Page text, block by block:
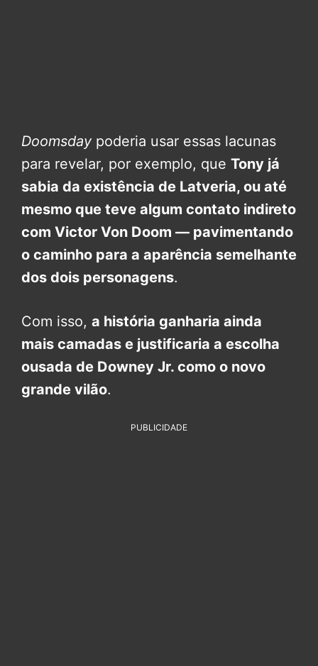
Doomsday poderia usar essas lacunas
para revelar, por exemplo, que Tony já
sabia da existência de Latveria, ou até
mesmo que teve algum contato indireto
com Victor Von Doom — pavimentando
o caminho para a aparência semelhante
dos dois personagens.
Com isso, a história ganharia ainda
mais camadas e justificaria a escolha
ousada de Downey Jr. como o novo
grande vilão.
PUBLICIDADE